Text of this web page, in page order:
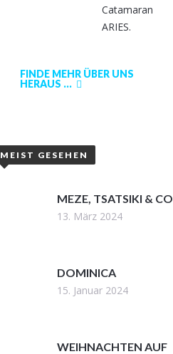
Catamaran
ARIES.
FINDE MEHR ÜBER UNS
HERAUS ...
MEIST GESEHEN
MEZE, TSATSIKI & CO
13. März 2024
DOMINICA
15. Januar 2024
WEIHNACHTEN AUF